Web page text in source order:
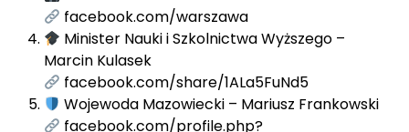
facebook.com/warszawa
Minister Nauki i Szkolnictwa Wyższego –
Marcin Kulasek
facebook.com/share/1ALa5FuNd5
Wojewoda Mazowiecki – Mariusz Frankowski
facebook.com/profile.php?